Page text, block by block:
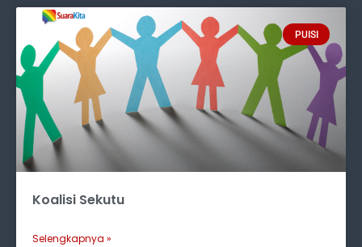
PUISI
Koalisi Sekutu
Selengkapnya »